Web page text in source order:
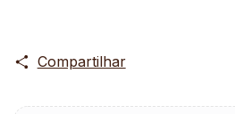
Compartilhar